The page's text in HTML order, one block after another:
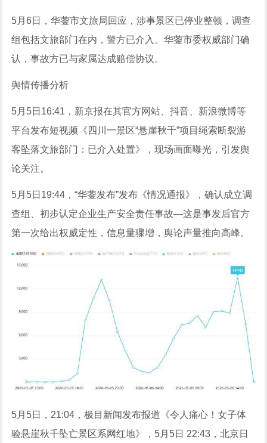
5月6日，华蓥市文旅局回应，涉事景区已停业整顿，调查
组包括文旅部门在内，警方已介入。华蓥市委权威部门确
认，事故方已与家属达成赔偿协议。
舆情传播分析
5月5日16:41，新京报在其官方网站、抖音、新浪微博等
平台发布短视频《四川一景区“悬崖秋千”项目绳索断裂游
客坠落文旅部门：已介入处置》，现场画面曝光，引发舆
论关注。
5月5日19:44，“华蓥发布”发布《情况通报》，确认成立调
查组、初步认定企业生产安全责任事故—这是事发后官方
第一次给出权威定性，信息量骤增，舆论声量推向高峰。
5月5日，21:04，极目新闻发布报道《令人痛心！女子体
验悬崖秋千坠亡景区系网红地》，5月5日 22:43，北京日